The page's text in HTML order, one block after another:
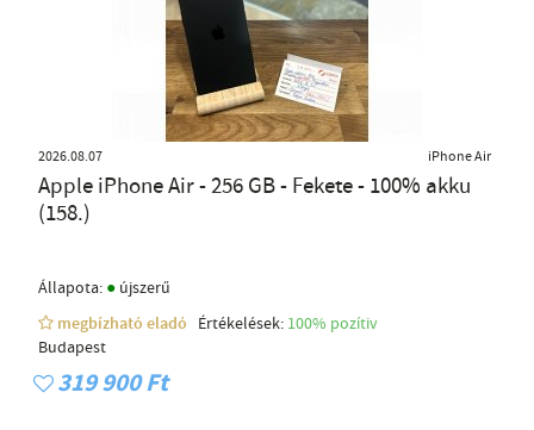
2026.08.07 iPhone Air
Apple iPhone Air - 256 GB - Fekete - 100% akku
(158.)
Állapota: ● újszerű
megbízható eladó
Értékelések: 100% pozítiv
Budapest
319 900 Ft